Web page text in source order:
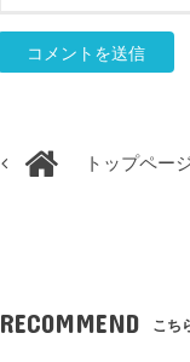
トップペー
RECOMMEND こち